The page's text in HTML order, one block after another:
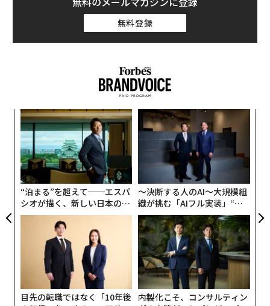
無料登録
“泊まる”を超えて──エスパ
シオが描く、新しい日本のラ
グジュアリー（前編）
〜決断する人のAI〜大規模組
織が挑む「AIフル実装」“使
う”企業から“動く”企業へ【N
TTドコモビジネス×PwC】
目先の転職ではなく「10年後
内製化こそ、コンサルティン